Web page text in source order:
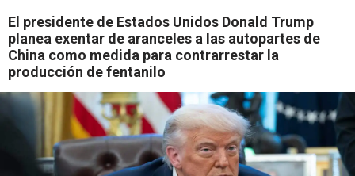
El presidente de Estados Unidos Donald Trump
planea exentar de aranceles a las autopartes de
China como medida para contrarrestar la
producción de fentanilo